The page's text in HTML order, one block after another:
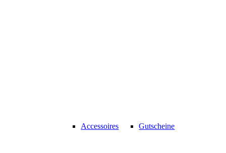
Accessoires Gutscheine